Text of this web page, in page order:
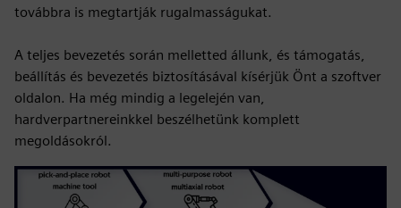
továbbra is megtartják rugalmasságukat.
A teljes bevezetés során melletted állunk, és támogatás,
beállítás és bevezetés biztosításával kísérjük Önt a szoftver
oldalon. Ha még mindig a legelején van,
hardverpartnereinkkel beszélhetünk komplett
megoldásokról.